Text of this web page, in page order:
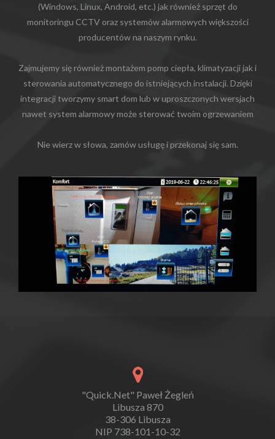
(Windows, Linux, Android, etc.) jak również sprzęt do
monitoringu CCTV oraz systemów alarmowych większości
producentów na naszym rynku.
Zajmujemy się również montażem pomp ciepła, klimatyzacji jak i
sterowania automatycznego do istniejących instalacji. Dzięki
integracji tworzymy smart dom lub w uproszczonych wersjach
nawet system alarmowy może sterować twoim ogrzewaniem
Nie wierz w słowa, zamów usługę i przekonaj się sam.
"Quick.Net" Paweł Żegleń
Libusza 870
38-306 Libusza
NIP 738-101-10-32